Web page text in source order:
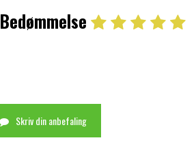
Bedømmelse
Skriv din anbefaling